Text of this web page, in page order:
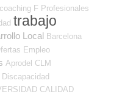
coaching F Profesionales
trabajo
Local Barcelona
Empleo
Aprodel CLM
Discapacidad
CALIDAD